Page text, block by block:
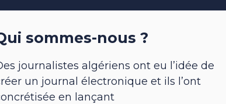
sommes-nous ?
journalistes algériens ont eu l’idée de
un journal électronique et ils l’ont
en lançant